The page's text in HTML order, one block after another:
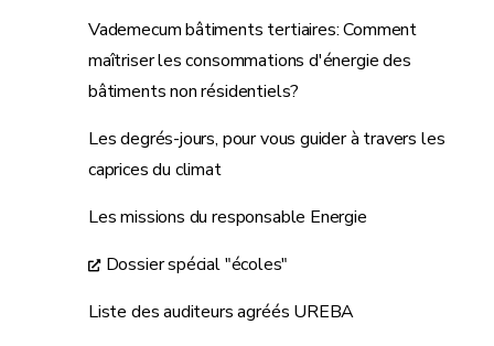
Vademecum bâtiments tertiaires: Comment
maîtriser les consommations d'énergie des
bâtiments non résidentiels?
Les degrés-jours, pour vous guider à travers les
caprices du climat
Les missions du responsable Energie
Dossier spécial "écoles"
Liste des auditeurs agréés UREBA